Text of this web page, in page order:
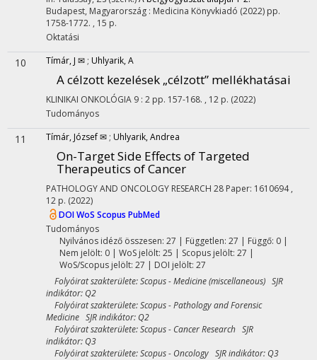
Budapest, Magyarország : Medicina Könyvkiadó (2022) pp.
1758-1772. , 15 p.
Oktatási
10 Tímár, J ✉ ; Uhlyarik, A
A célzott kezelések „célzott” mellékhatásai
KLINIKAI ONKOLÓGIA 9 : 2 pp. 157-168. , 12 p. (2022)
Tudományos
11 Tímár, József ✉ ; Uhlyarik, Andrea
On-Target Side Effects of Targeted
Therapeutics of Cancer
PATHOLOGY AND ONCOLOGY RESEARCH 28 Paper: 1610694 ,
12 p. (2022)
DOIWoS Scopus PubMed
Tudományos
Nyilvános idéző összesen: 27 | Független: 27 | Függő: 0 |
Nem jelölt: 0 | WoS jelölt: 25 | Scopus jelölt: 27 |
WoS/Scopus jelölt: 27 | DOI jelölt: 27
Folyóirat szakterülete: Scopus - Medicine (miscellaneous) SJR
indikátor: Q2
Folyóirat szakterülete: Scopus - Pathology and Forensic
Medicine SJR indikátor: Q2
Folyóirat szakterülete: Scopus - Cancer Research SJR
indikátor: Q3
Folyóirat szakterülete: Scopus - Oncology SJR indikátor: Q3